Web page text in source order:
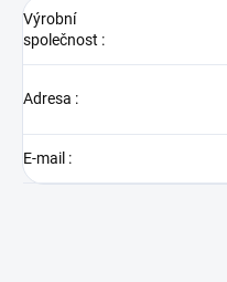
Výrobní
společnost :
Adresa :
E-mail :